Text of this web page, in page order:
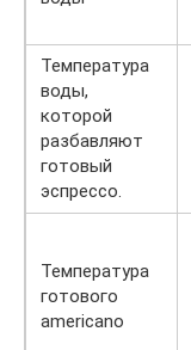
Температура
воды,
которой
разбавляют
готовый
эспрессо.
Температура
готового
americano